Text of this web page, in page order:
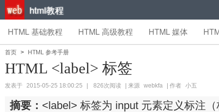
html教程
HTML 基础教程 HTML 高级教程 HTML 媒体
首页 > HTML 参考手册
HTML <label> 标签
发表于 2015-05-25 18:00:25 826次阅读 | 来源 webkfa | 作者 小五
摘要： <label> 标签为 input 元素定义标注